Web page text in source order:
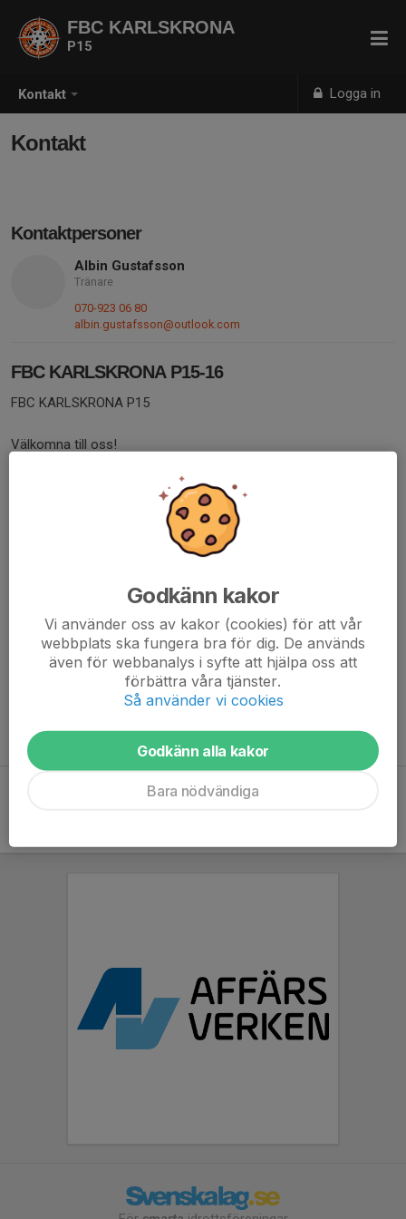
Kontakt Logga in
FBC KARLSKRONA
P15
Kontakt
Kontaktpersoner
Albin Gustafsson
Tränare
070-923 06 80
albin.gustafsson@outlook.com
FBC KARLSKRONA P15-16
FBC KARLSKRONA P15
Välkomna till oss!
Här tränar pojkar födda 2015, det gör vi på följande tider:
Vedeby B-hall torsdagar 16.30 -18.00
teknikövningar. Är du intresserad så tag kontakt med någon av
sargen.
Med vänlig hälsning
Albin och John
Godkänn kakor
Vi använder oss av kakor (cookies) för att vår
webbplats ska fungera bra för dig. De används
även för webbanalys i syfte att hjälpa oss att
förbättra våra tjänster.
Så använder vi cookies
Godkänn alla kakor
Bara nödvändiga